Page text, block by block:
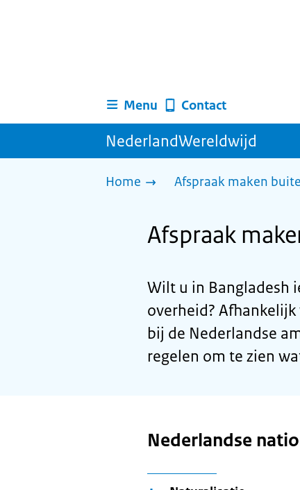
Menu Contact
NederlandWereldwijd
Home Afspraak maken
Afspraak
Wilt u in Bangladesh
overheid?
bij de Nederlandse
regelen om te zien
Nederlandse